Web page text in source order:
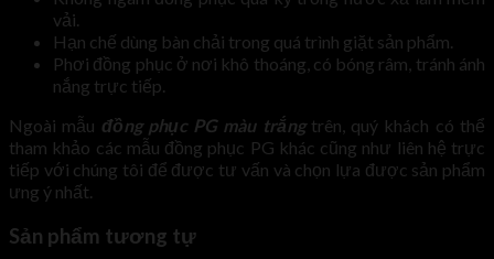
vải.
Hạn chế dùng bàn chải trong quá trình giặt sản phẩm.
Phơi đồng phục ở nơi khô thoáng, có bóng râm, tránh ánh
nắng trực tiếp.
Ngoài mẫu đồng phục PG màu trắngtrên, quý khách có thể
tham khảo các mẫu đồng phục PG khác cũng như liên hệ trực
tiếp với chúng tôi để được tư vấn và chọn lựa được sản phẩm
ưng ý nhất.
Sản phẩm tương tự